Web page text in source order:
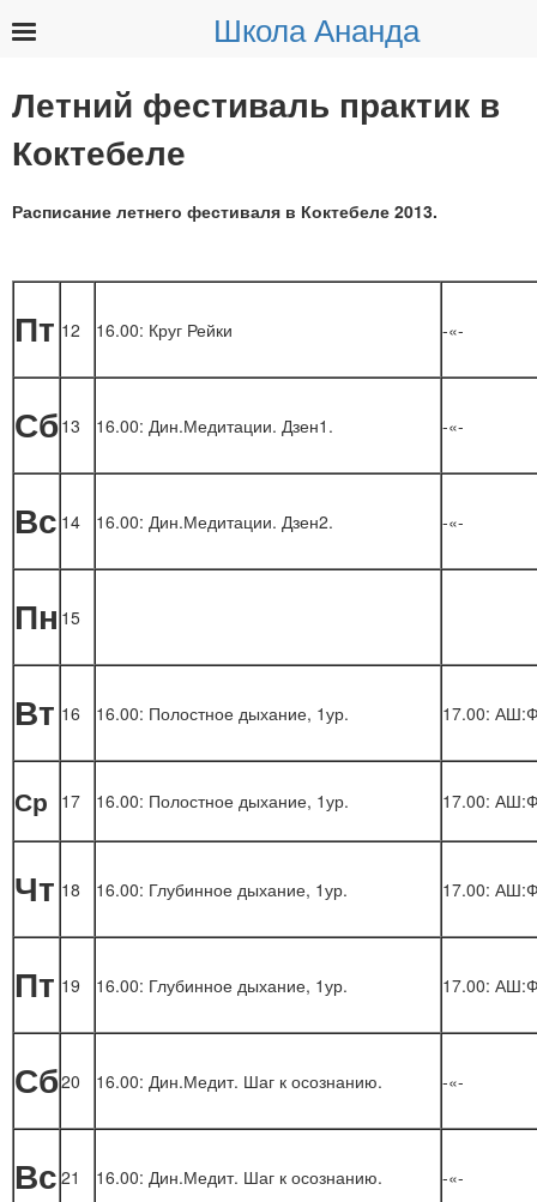
Школа Ананда
Летний фестиваль практик в
Коктебеле
Расписание летнего фестиваля в Коктебеле 2013.
Пт 12 16.00: Круг Рейки -«-
Сб13 16.00: Дин.Медитации. Дзен1. -«-
Вс 14 16.00: Дин.Медитации. Дзен2. -«-
Пн 15
Вт 16 16.00: Полостное дыхание, 1ур. 17.00:
Ср 17 16.00: Полостное дыхание, 1ур. 17.00:
Чт 18 16.00: Глубинное дыхание, 1ур. 17.00:
Пт 19 16.00: Глубинное дыхание, 1ур. 17.00:
Сб20 16.00: Дин.Медит. Шаг к осознанию. -«-
Вс 21 16.00: Дин.Медит. Шаг к осознанию. -«-